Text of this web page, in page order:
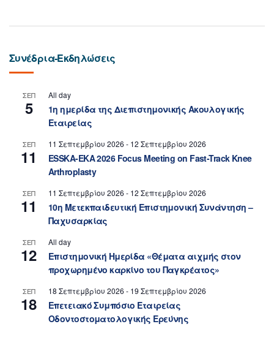
Συνέδρια-Εκδηλώσεις
ΣΕΠ
5
All day
1η ημερίδα της Διεπιστημονικής Ακουλογικής
Εταιρείας
ΣΕΠ
11
11 Σεπτεμβρίου 2026 - 12 Σεπτεμβρίου 2026
ESSKA-EKA 2026 Focus Meeting on Fast-Track Knee
Arthroplasty
ΣΕΠ
11
11 Σεπτεμβρίου 2026 - 12 Σεπτεμβρίου 2026
10η Μετεκπαιδευτική Επιστημονική Συνάντηση –
Παχυσαρκίας
ΣΕΠ
12
All day
Επιστημονική Ημερίδα «Θέματα αιχμής στον
προχωρημένο καρκίνο του Παγκρέατος»
ΣΕΠ
18
18 Σεπτεμβρίου 2026 - 19 Σεπτεμβρίου 2026
Επετειακό Συμπόσιο Εταιρείας
Οδοντοστοματολογικής Ερεύνης